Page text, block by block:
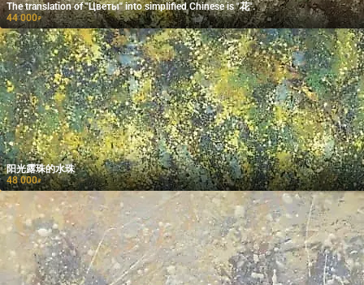
The translation of "Цветы" into simplified Chinese is "花".
44 000₽
阳光露珠的水珠
48 000₽